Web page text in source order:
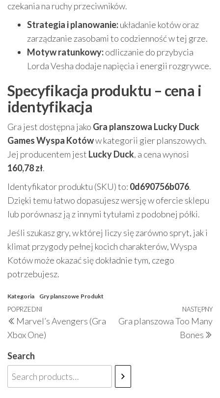
czekania na ruchy przeciwników.
Strategia i planowanie:układanie kotów oraz
zarządzanie zasobami to codzienność w tej grze.
Motyw ratunkowy:odliczanie do przybycia
Lorda Vesha dodaje napięcia i energii rozgrywce.
Specyfikacja produktu – cena i
identyfikacja
Gra jest dostępna jako Gra planszowa Lucky Duck
Games Wyspa Kotóww kategorii gier planszowych.
Jej producentem jest Lucky Duck, a cena wynosi
160,78 zł.
Identyfikator produktu (SKU) to: 0d690756b076.
Dzięki temu łatwo dopasujesz wersję w ofercie sklepu
lub porównasz ją z innymi tytułami z podobnej półki.
Jeśli szukasz gry, w której liczy się zarówno spryt, jak i
klimat przygody pełnej kocich charakterów, Wyspa
Kotów może okazać się dokładnie tym, czego
potrzebujesz.
Kategoria Gry planszowe Produkt
Nawigacja
wpisu
Poprzedni
wpis
POPRZEDNI
Marvel’s Avengers (Gra
Xbox One)
NASTĘPNY
Gra planszowa Too Many
Bones
Search